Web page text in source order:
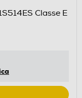
Classe E